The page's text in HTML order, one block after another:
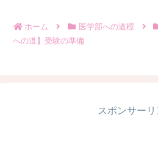
ホーム 医学部への道標
への道】受験の準備
スポンサーリ